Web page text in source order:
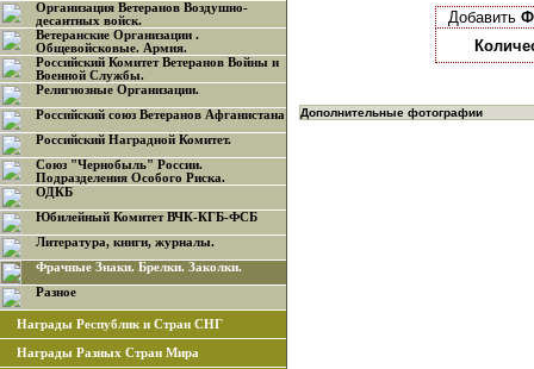
Организация Ветеранов Воздушно-
десантных войск.
Ветеранские Организации .
Общевойсковые. Армия.
Российский Комитет Ветеранов Войны и
Военной Службы.
Религиозные Организации.
Российский союз Ветеранов Афганистана
Российский Наградной Комитет.
Союз "Чернобыль" России.
Подразделения Особого Риска.
ОДКБ
Юбилейный Комитет ВЧК-КГБ-ФСБ
Литература, книги, журналы.
Фрачные Знаки. Брелки. Заколки.
Разное
Награды Республик и Стран СНГ
Награды Разных Стран Мира
Добавить
Дополнительные фотографии